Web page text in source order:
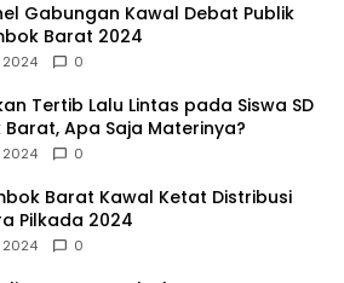
Gabungan Kawal Debat Publik
Barat 2024
2024 0
Tertib Lalu Lintas pada Siswa SD
Barat, Apa Saja Materinya?
2024 0
Barat Kawal Ketat Distribusi
Pilkada 2024
2024 0